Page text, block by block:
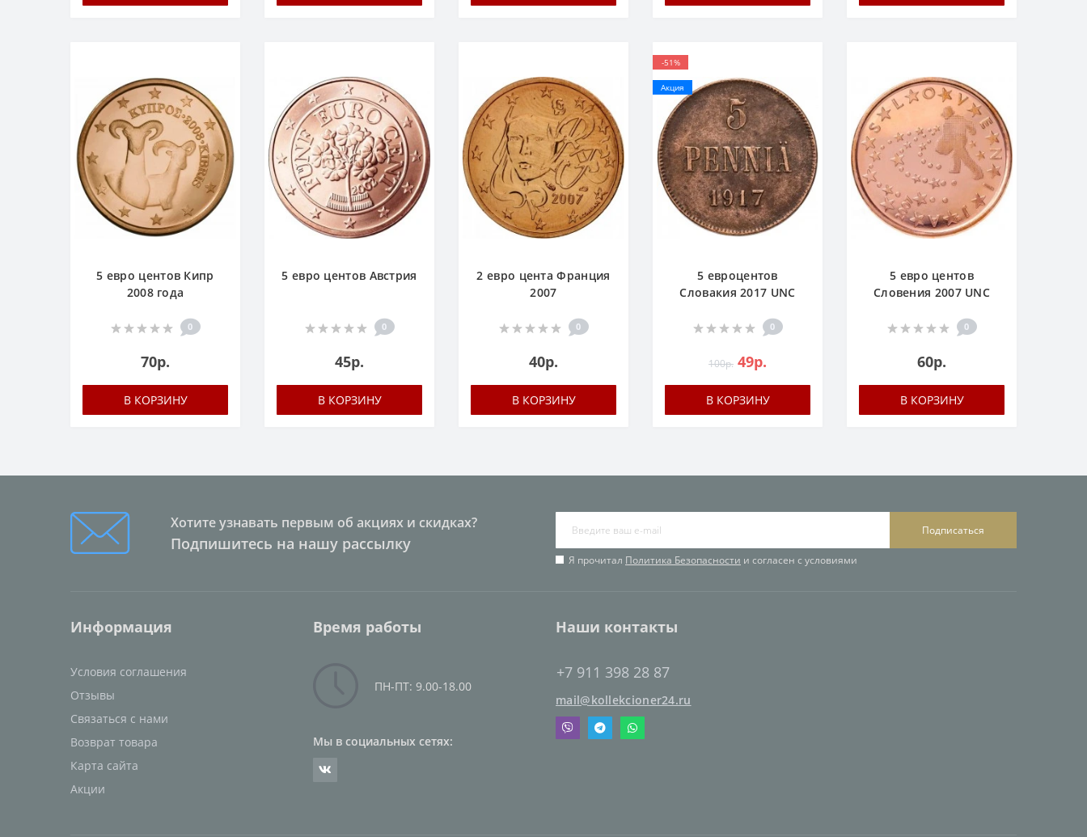
5 евро центов Кипр
2008 года
0
70р.
В КОРЗИНУ
5 евро центов Австрия
0
45р.
В КОРЗИНУ
2 евро цента Франция
2007
0
40р.
В КОРЗИНУ
-51%
Акция
5 евроцентов
Словакия 2017 UNC
0
100р. 49р.
В КОРЗИНУ
5 евро центов
Словения 2007 UNC
0
60р.
В КОРЗИНУ
Хотите узнавать первым об акциях и скидках?
Подпишитесь на нашу рассылку
Подписаться
Я прочитал Политика Безопасности и согласен с условиями
Информация
Условия соглашения
Отзывы
Связаться с нами
Возврат товара
Карта сайта
Акции
Время работы
ПН-ПТ: 9.00-18.00
Мы в социальных сетях:
Наши контакты
+7 911 398 28 87
mail@kollekcioner24.ru